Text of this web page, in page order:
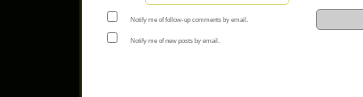
Notify me of follow-up comments by email.
Notify me of new posts by email.